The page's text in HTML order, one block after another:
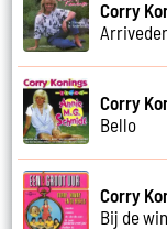
Corry
Corry
Bello
Corry
Bij de